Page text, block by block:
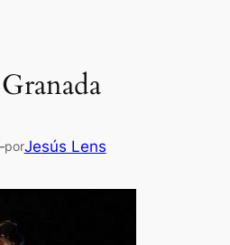
porJesús Lens